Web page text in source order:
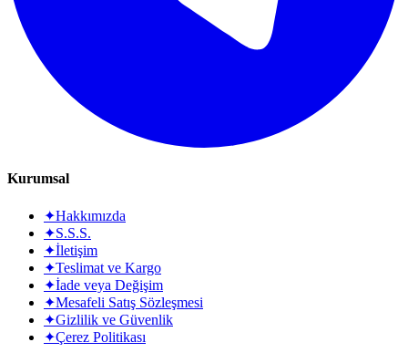
Kurumsal
✦Hakkımızda
✦S.S.S.
✦İletişim
✦Teslimat ve Kargo
✦İade veya Değişim
✦Mesafeli Satış Sözleşmesi
✦Gizlilik ve Güvenlik
✦Çerez Politikası